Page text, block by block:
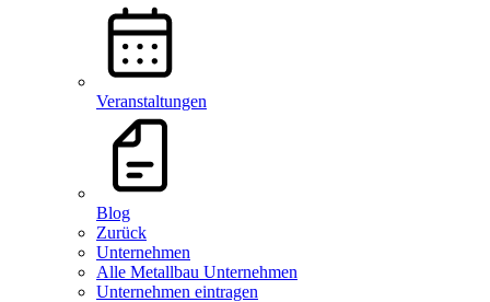
Veranstaltungen
Blog
Zurück
Unternehmen
Alle Metallbau Unternehmen
Unternehmen eintragen